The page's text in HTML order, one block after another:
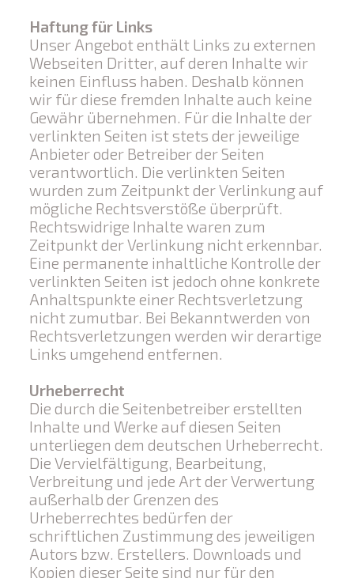
Haftung für Links
Unser Angebot enthält Links zu externen
Webseiten Dritter, auf deren Inhalte wir
keinen Einfluss haben. Deshalb können
wir für diese fremden Inhalte auch keine
Gewähr übernehmen. Für die Inhalte der
verlinkten Seiten ist stets der jeweilige
Anbieter oder Betreiber der Seiten
verantwortlich. Die verlinkten Seiten
wurden zum Zeitpunkt der Verlinkung auf
mögliche Rechtsverstöße überprüft.
Rechtswidrige Inhalte waren zum
Zeitpunkt der Verlinkung nicht erkennbar.
Eine permanente inhaltliche Kontrolle der
verlinkten Seiten ist jedoch ohne konkrete
Anhaltspunkte einer Rechtsverletzung
nicht zumutbar. Bei Bekanntwerden von
Rechtsverletzungen werden wir derartige
Links umgehend entfernen.
Urheberrecht
Die durch die Seitenbetreiber erstellten
Inhalte und Werke auf diesen Seiten
unterliegen dem deutschen Urheberrecht.
Die Vervielfältigung, Bearbeitung,
Verbreitung und jede Art der Verwertung
außerhalb der Grenzen des
Urheberrechtes bedürfen der
schriftlichen Zustimmung des jeweiligen
Autors bzw. Erstellers. Downloads und
Kopien dieser Seite sind nur für den